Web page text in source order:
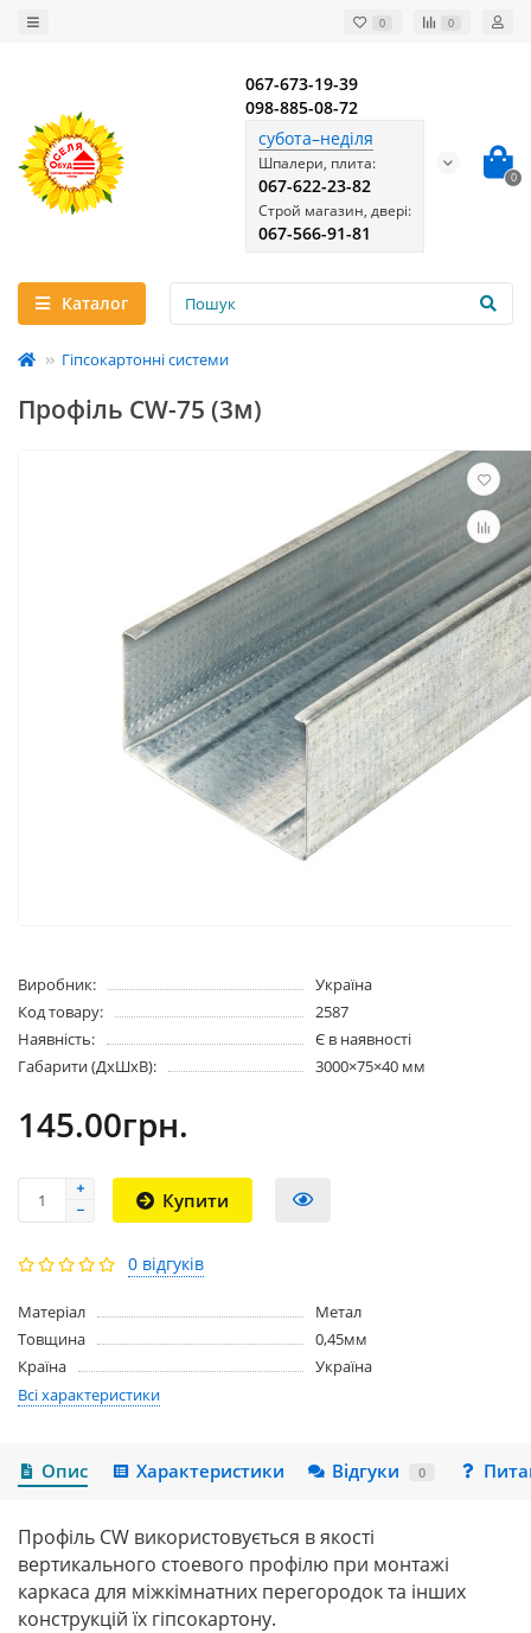
0 0
067-673-19-39
098-885-08-72
субота–неділя
Шпалери, плита:
067-622-23-82
Строй магазин, двері:
067-566-91-81
0
Каталог
Гіпсокартонні системи
Профіль CW-75 (3м)
Виробник:
Україна
Код товару:
2587
Наявність:
Є в наявності
Габарити (ДхШхВ):
3000×75×40 мм
145.00грн.
Купити
0 відгуків
Матеріал
Метал
Товщина
0,45мм
Країна
Україна
Всі характеристики
Опис Характеристики Відгуки 0
Профіль CW використовується в якості
вертикального стоевого профілю при монтажі
каркаса для міжкімнатних перегородок та інших
конструкцій їх гіпсокартону.